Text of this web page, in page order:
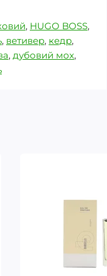
, HUGO BOSS,
, ветивер, кедр,
, дубовий мох,